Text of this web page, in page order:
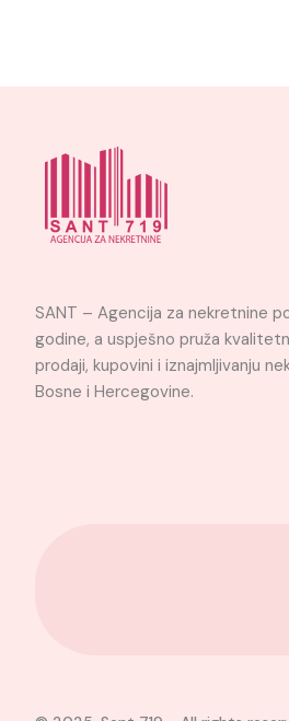
SANT – Agencija za nekretnine
godine, a uspješno pruža
prodaji, kupovini i iznajmljivanju
Bosne i Hercegovine.